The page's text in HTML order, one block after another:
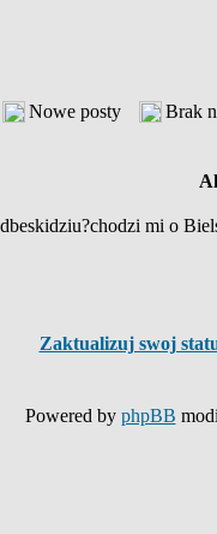
Nowe posty Brak
mi o
Zaktualizuj swoj
Powered by phpBB